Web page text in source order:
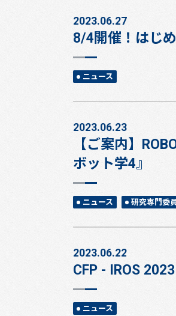
2023.06.27
8/4開催！はじ
ニュース
2023.06.23
【ご案内】
ボット学4』
ニュース 研究専門委
2023.06.22
CFP - IROS
ニュース